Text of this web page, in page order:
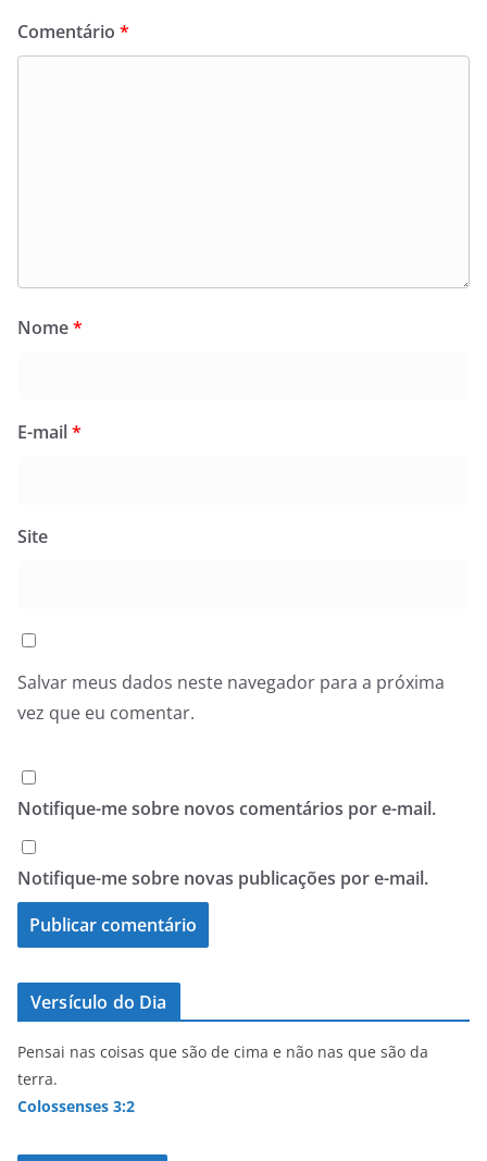
Comentário *
Nome*
E-mail*
Site
Salvar meus dados neste navegador para a próxima
vez que eu comentar.
Notifique-me sobre novos comentários por e-mail.
Notifique-me sobre novas publicações por e-mail.
Versículo do Dia
Pensai nas coisas que são de cima e não nas que são da
terra.
Colossenses 3:2